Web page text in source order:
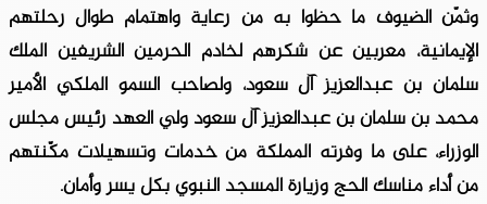
وثمّن الضيوف ما حظوا به من رعاية واهتمام طوال رحلتهم
الإيمانية، معربين عن شكرهم لخادم الحرمين الشريفين الملك
سلمان بن عبدالعزيز آل سعود، ولصاحب السمو الملكي الأمير
محمد بن سلمان بن عبدالعزيز آل سعود ولي العهد رئيس مجلس
الوزراء، على ما وفرته المملكة من خدمات وتسهيلات مكّنتهم
من أداء مناسك الحج وزيارة المسجد النبوي بكل يسر وأمان.